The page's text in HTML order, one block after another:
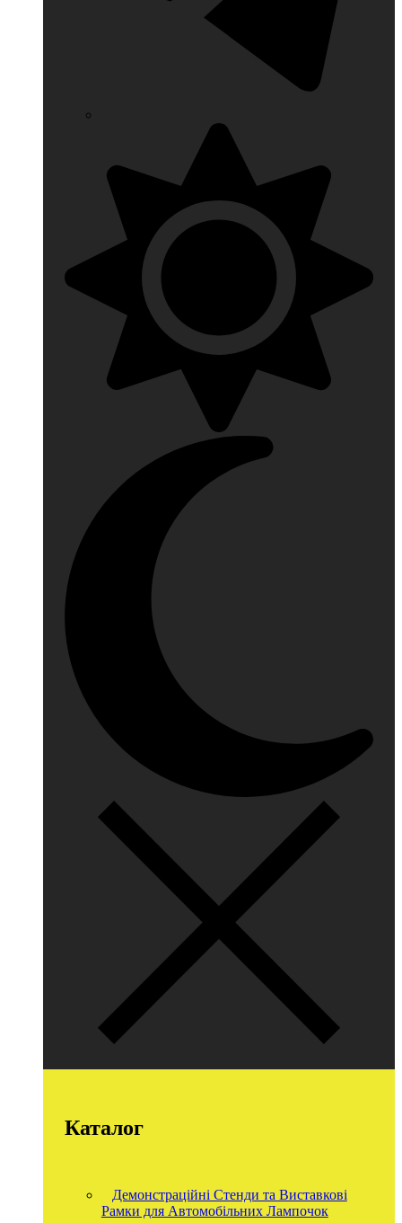
Каталог
Демонстраційні Стенди та Виставкові
Рамки для Автомобільних Лампочок